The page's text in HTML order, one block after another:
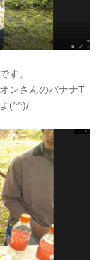
す。
ンさんのバナナT
(^^)/